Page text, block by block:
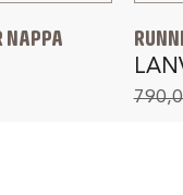
NAPPA